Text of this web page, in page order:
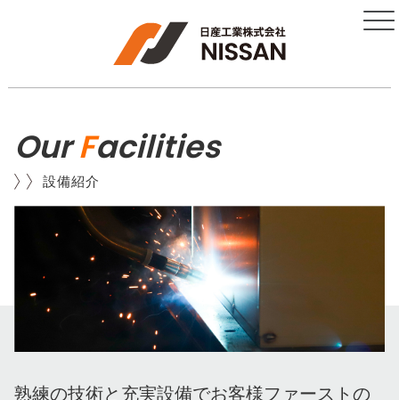
OurFacilities
設備紹介
熟練の技術と充実設備でお客様ファーストの